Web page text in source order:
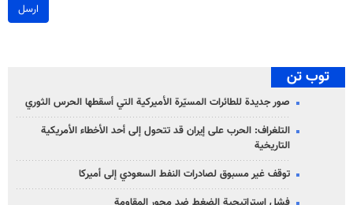
ارسل
توب تن
صور جديدة للطائرات المسيّرة الأميركية التي أسقطها الحرس الثوري
التلغراف: الحرب على إيران قد تتحول إلى أحد الأخطاء الأمريكية
التاريخية
توقف غير مسبوق لصادرات النفط السعودي إلى أميركا